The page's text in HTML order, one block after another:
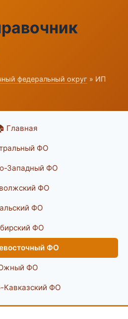
федеральный округ » ИП
Главная
ФО
Западный ФО
ФО
ФО
ФО
ФО
ФО
Кавказский ФО